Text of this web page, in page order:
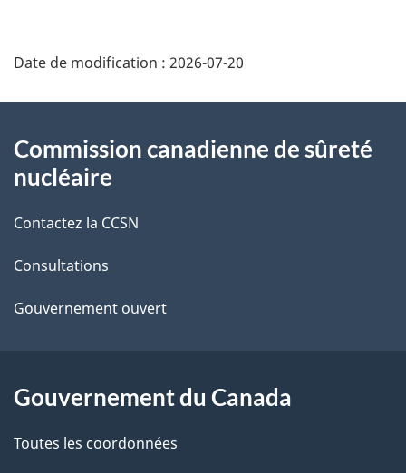
é
a
i
l
s
d
l
a
Date de modification : 2026-07-20
propos
ce
site
Commission canadienne de sûreté
nucléaire
Contactez la CCSN
Consultations
Gouvernement ouvert
Gouvernement du Canada
Toutes les coordonnées